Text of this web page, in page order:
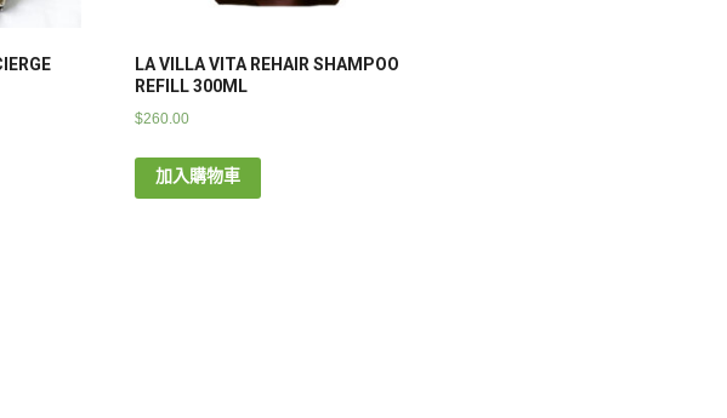
LA VILLA VITA REHAIR SHAMPOO
REFILL 300ML
$260.00
加入購物車